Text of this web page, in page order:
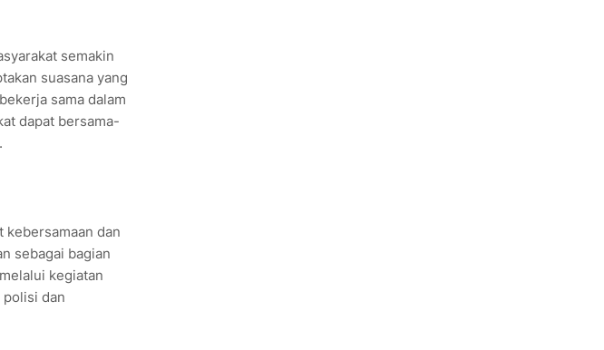
semakin
suasana yang
sama dalam
dapat bersama-
kebersamaan dan
sebagai bagian
kegiatan
dan